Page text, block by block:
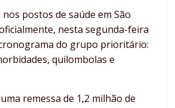
postos de saúde em São
nesta segunda-feira
do grupo prioritário:
quilombolas e
remessa de 1,2 milhão de